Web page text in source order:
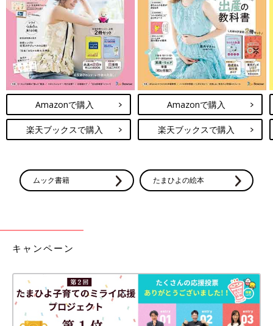
Amazonで購入
楽天ブックスで購入
Amazonで購入
楽天ブックスで購入
ムック書籍 たまひよの絵本
キャンペーン